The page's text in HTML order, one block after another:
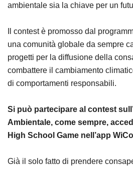
ambientale sia la chiave per un
Il contest è promosso dal
una comunità globale da sempre
progetti per la diffusione della
combattere il cambiamento
di comportamenti responsabili.
Si può partecipare al contest
Ambientale, come sempre,
High School Game nell’app
Già il solo fatto di prendere